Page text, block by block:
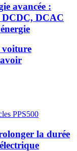
avancée :
DCDC, DCAC
voiture
la durée